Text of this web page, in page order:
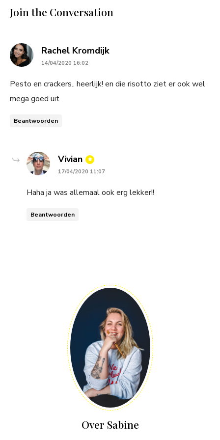
Join the Conversation
Rachel Kromdijksays:
14/04/2020 16:02
Pesto en crackers.. heerlijk! en die risotto ziet er ook wel
mega goed uit
Beantwoorden
Vivian says:
17/04/2020 11:07
Haha ja was allemaal ook erg lekker!!
Beantwoorden
Over Sabine